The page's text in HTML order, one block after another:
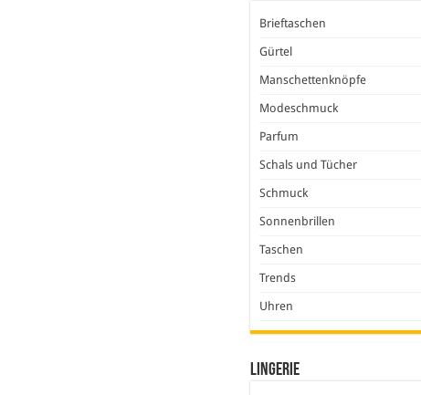
Brieftaschen
Gürtel
Manschettenknöpfe
Modeschmuck
Parfum
Schals und Tücher
Schmuck
Sonnenbrillen
Taschen
Trends
Uhren
Lingerie